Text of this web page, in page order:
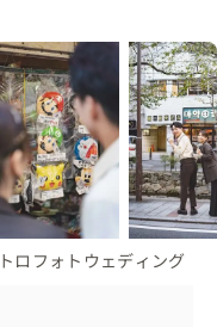
ロフォトウェディング